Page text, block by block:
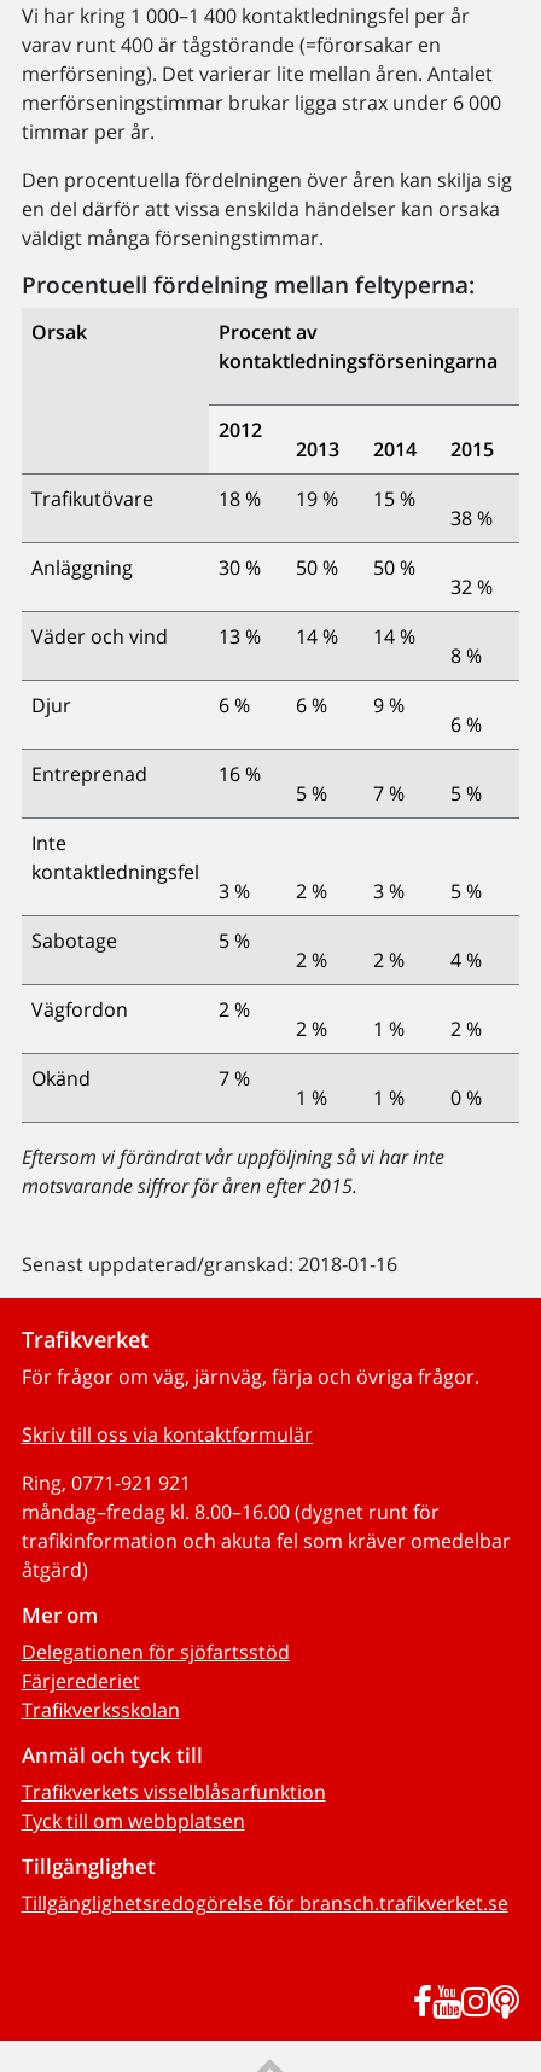
Vi har kring 1 000–1 400 kontaktledningsfel per år
varav runt 400 är tågstörande (=förorsakar en
merförsening). Det varierar lite mellan åren. Antalet
merförseningstimmar brukar ligga strax under 6 000
timmar per år.
Den procentuella fördelningen över åren kan skilja sig
en del därför att vissa enskilda händelser kan orsaka
väldigt många förseningstimmar.
Procentuell fördelning mellan feltyperna:
Orsak
Procent av
kontaktledningsförseningarna
2012
2013 2014
2015
Trafikutövare
18 % 19 % 15 %
38 %
Anläggning
30 % 50 % 50 %
32 %
Väder och vind
13 % 14 % 14 %
8 %
Djur
6 % 6 % 9 %
6 %
Entreprenad
16 %
5 % 7 %
5 %
Inte
kontaktledningsfel
3 % 2 % 3 %
5 %
Sabotage
5 %
2 % 2 %
4 %
Vägfordon
2 %
2 % 1 %
2 %
Okänd
7 %
1 % 1 % 0 %
Eftersom vi förändrat vår uppföljning så vi har inte
motsvarande siffror för åren efter 2015.
Senast uppdaterad/granskad: 2018-01-16
Trafikverket
För frågor om väg, järnväg, färja och övriga frågor.
Skriv till oss via kontaktformulär
Ring, 0771-921 921
måndag–fredag kl. 8.00–16.00 (dygnet runt för
trafikinformation och akuta fel som kräver omedelbar
åtgärd)
Mer om
Delegationen för sjöfartsstöd
Färjerederiet
Trafikverksskolan
Anmäl och tyck till
Trafikverkets visselblåsarfunktion
Tyck till om webbplatsen
Tillgänglighet
Tillgänglighetsredogörelse för bransch.trafikverket.se
Facebook
YouTube